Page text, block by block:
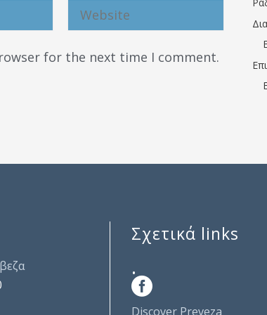
for the next time I comment.
Σχετικά links
.
Discover Preveza